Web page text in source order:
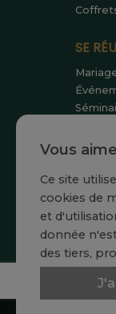
SE
SE
Vous
Ce site
cookies de
et
donnée
des tiers,